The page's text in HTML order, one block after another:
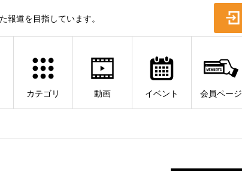
道を目指しています。
カテゴリ 動画 イベント 会員ページ